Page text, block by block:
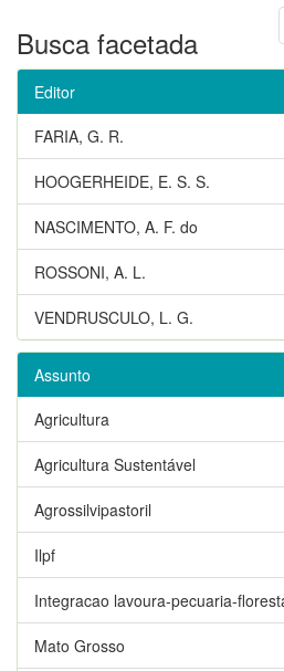
Busca facetada
Editor
FARIA, G. R.
HOOGERHEIDE, E. S. S.
NASCIMENTO, A. F. do
ROSSONI, A. L.
VENDRUSCULO, L. G.
Assunto
Agricultura
Agricultura Sustentável
Agrossilvipastoril
Ilpf
Integracao lavoura-pecuaria-
Mato Grosso